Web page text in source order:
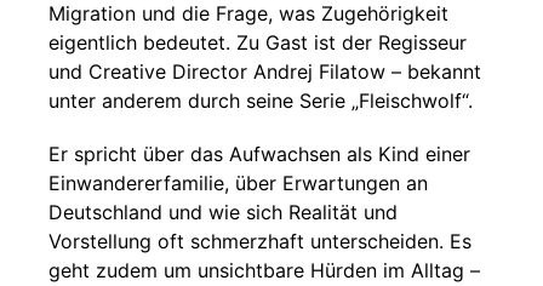
Migration und die Frage, was Zugehörigkeit
eigentlich bedeutet. Zu Gast ist der Regisseur
und Creative Director Andrej Filatow – bekannt
unter anderem durch seine Serie „Fleischwolf“.
Er spricht über das Aufwachsen als Kind einer
Einwandererfamilie, über Erwartungen an
Deutschland und wie sich Realität und
Vorstellung oft schmerzhaft unterscheiden. Es
geht zudem um unsichtbare Hürden im Alltag –